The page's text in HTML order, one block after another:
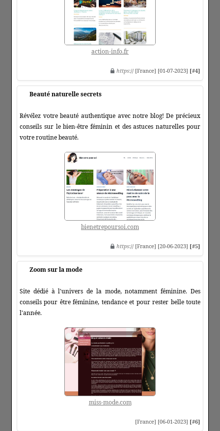
action-info.fr
https:// [France] [01-07-2023] [#4]
Beauté naturelle secrets
Révélez votre beauté authentique avec notre blog! De précieux
conseils sur le bien-être féminin et des astuces naturelles pour
votre routine beauté.
bienetrepoursoi.com
https:// [France] [20-06-2023] [#5]
Zoom sur la mode
Site dédié à l'univers de la mode, notamment féminine. Des
conseils pour être féminine, tendance et pour rester belle toute
l'année.
miss-mode.com
[France] [06-01-2023] [#6]